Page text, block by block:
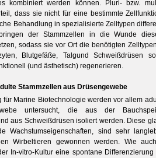
kombiniert werden können. Pluri- bzw.
dass sie nicht für eine bestimmte
Behandlung in spezialisierte Zelltypen
der Stammzellen in die Wunde
sodass sie vor Ort die benötigten
Blutgefäße, Talgund Schweißdrüsen
(und ästhetisch) regenerieren.
Stammzellen aus Drüsengewebe
für Marine Biotechnologie werden vor allem
untersucht, die aus der
aus Schweißdrüsen isoliert werden. Diese
Wachstumseigenschaften, sind sehr
Wirbeltieren gewonnen werden. Wie
In-vitro-Kultur eine spontane